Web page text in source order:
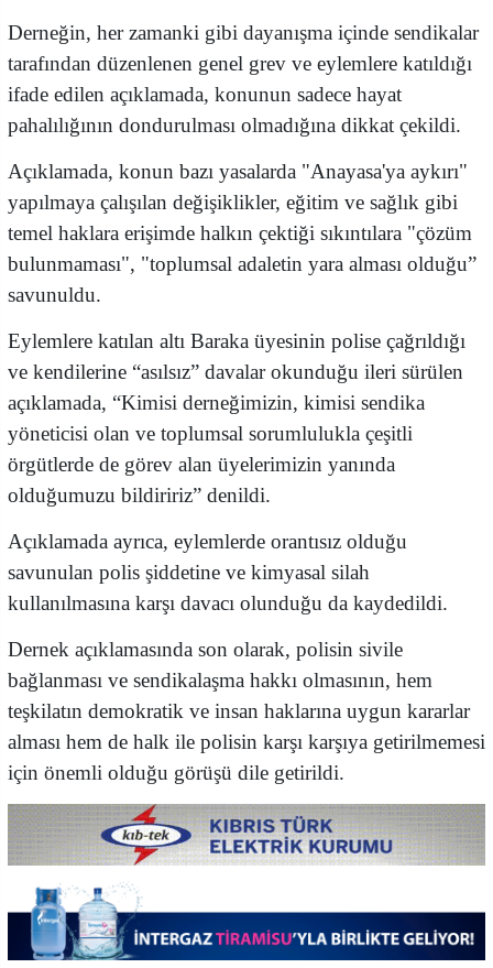
Derneğin, her zamanki gibi dayanışma içinde sendikalar
tarafından düzenlenen genel grev ve eylemlere katıldığı
ifade edilen açıklamada, konunun sadece hayat
pahalılığının dondurulması olmadığına dikkat çekildi.
Açıklamada, konun bazı yasalarda "Anayasa'ya aykırı"
yapılmaya çalışılan değişiklikler, eğitim ve sağlık gibi
temel haklara erişimde halkın çektiği sıkıntılara "çözüm
bulunmaması", "toplumsal adaletin yara alması olduğu”
savunuldu.
Eylemlere katılan altı Baraka üyesinin polise çağrıldığı
ve kendilerine “asılsız” davalar okunduğu ileri sürülen
açıklamada, “Kimisi derneğimizin, kimisi sendika
yöneticisi olan ve toplumsal sorumlulukla çeşitli
örgütlerde de görev alan üyelerimizin yanında
olduğumuzu bildiririz” denildi.
Açıklamada ayrıca, eylemlerde orantısız olduğu
savunulan polis şiddetine ve kimyasal silah
kullanılmasına karşı davacı olunduğu da kaydedildi.
Dernek açıklamasında son olarak, polisin sivile
bağlanması ve sendikalaşma hakkı olmasının, hem
teşkilatın demokratik ve insan haklarına uygun kararlar
alması hem de halk ile polisin karşı karşıya getirilmemesi
için önemli olduğu görüşü dile getirildi.